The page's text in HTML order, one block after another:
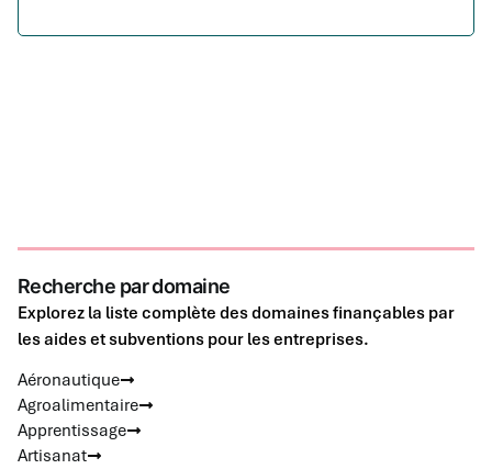
Recherche par domaine
Explorez la liste complète des domaines finançables par
les aides et subventions pour les entreprises.
Aéronautique
Agroalimentaire
Apprentissage
Artisanat